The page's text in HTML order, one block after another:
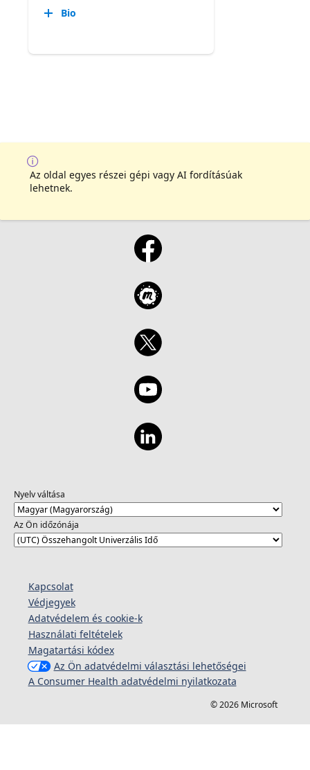
Bio
Az oldal egyes részei gépi vagy AI fordításúak
lehetnek.
Nyelv váltása
Az Ön időzónája
Kapcsolat
Védjegyek
Adatvédelem és cookie-k
Használati feltételek
Magatartási kódex
Az Ön adatvédelmi választási lehetőségei
A Consumer Health adatvédelmi nyilatkozata
© 2026 Microsoft